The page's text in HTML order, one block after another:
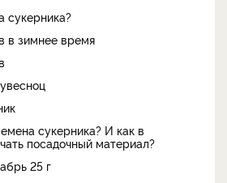
сукерника?
в зимнее время
сукерника? И как в
посадочный материал?
25 г